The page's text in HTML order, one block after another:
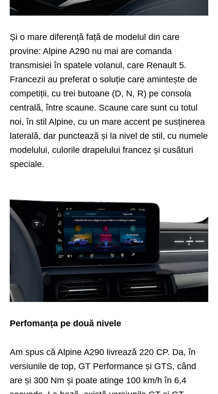
Și o mare diferență față de modelul din care
provine: Alpine A290 nu mai are comanda
transmisiei în spatele volanul, care Renault 5.
Francezii au preferat o soluție care amintește de
competiții, cu trei butoane (D, N, R) pe consola
centrală, între scaune. Scaune care sunt cu totul
noi, în stil Alpine, cu un mare accent pe susținerea
laterală, dar punctează și la nivel de stil, cu numele
modelului, culorile drapelului francez și cusături
speciale.
Perfomanța pe două nivele
Am spus că Alpine A290 livrează 220 CP. Da, în
versiunile de top, GT Performance și GTS, când
are și 300 Nm și poate atinge 100 km/h în 6,4